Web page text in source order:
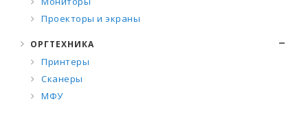
Проекторы и экраны
ОРГТЕХНИКА
Принтеры
Сканеры
МФУ